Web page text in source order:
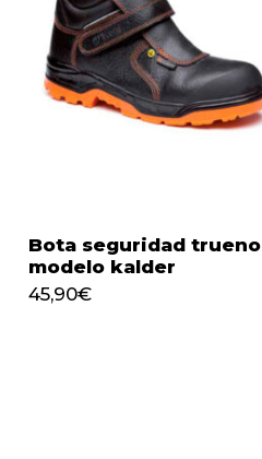
Bota seguridad trueno
modelo kalder
45,90€